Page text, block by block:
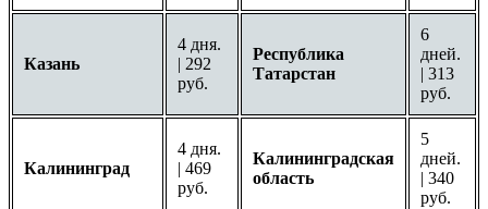
Казань
4 дня.
| 292
руб.
Республика
Татарстан
6
дней.
| 313
руб.
Калининград
4 дня.
| 469
руб.
Калининградская
область
5
дней.
| 340
руб.